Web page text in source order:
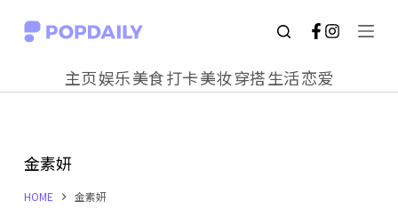
S
o
c
主页娱乐美食打卡美妆穿搭生活恋爱
金素妍
HOME 金素妍